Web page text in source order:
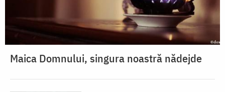
Maica Domnului, singura noastră nădejde